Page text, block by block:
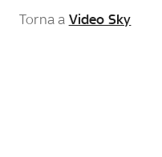
Torna a Video Sky